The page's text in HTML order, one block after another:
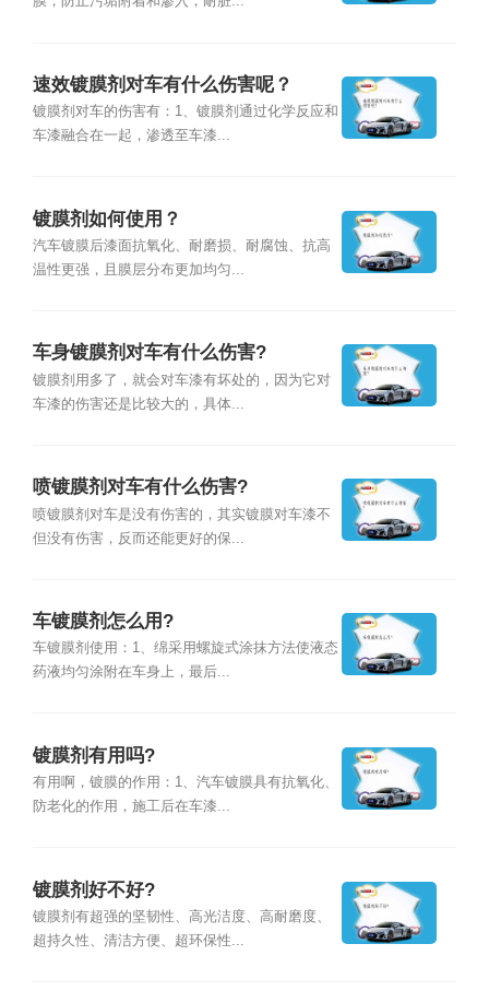
速效镀膜剂对车有什么伤害呢？
镀膜剂对车的伤害有：1、镀膜剂通过化学反应和
车漆融合在一起，渗透至车漆...
镀膜剂如何使用？
汽车镀膜后漆面抗氧化、耐磨损、耐腐蚀、抗高
温性更强，且膜层分布更加均匀...
车身镀膜剂对车有什么伤害?
镀膜剂用多了，就会对车漆有坏处的，因为它对
车漆的伤害还是比较大的，具体...
喷镀膜剂对车有什么伤害?
喷镀膜剂对车是没有伤害的，其实镀膜对车漆不
但没有伤害，反而还能更好的保...
车镀膜剂怎么用?
车镀膜剂使用：1、绵采用螺旋式涂抹方法使液态
药液均匀涂附在车身上，最后...
镀膜剂有用吗?
有用啊，镀膜的作用：1、汽车镀膜具有抗氧化、
防老化的作用，施工后在车漆...
镀膜剂好不好?
镀膜剂有超强的坚韧性、高光洁度、高耐磨度、
超持久性、清洁方便、超环保性...